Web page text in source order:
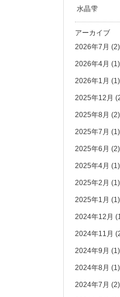
水晶雫
アーカイブ
2026年7月 (2)
2026年4月 (1)
2026年1月 (1)
2025年12月
2025年8月 (2)
2025年7月 (1)
2025年6月 (2)
2025年4月 (1)
2025年2月 (1)
2025年1月 (1)
2024年12月
2024年11月
2024年9月 (1)
2024年8月 (1)
2024年7月 (2)